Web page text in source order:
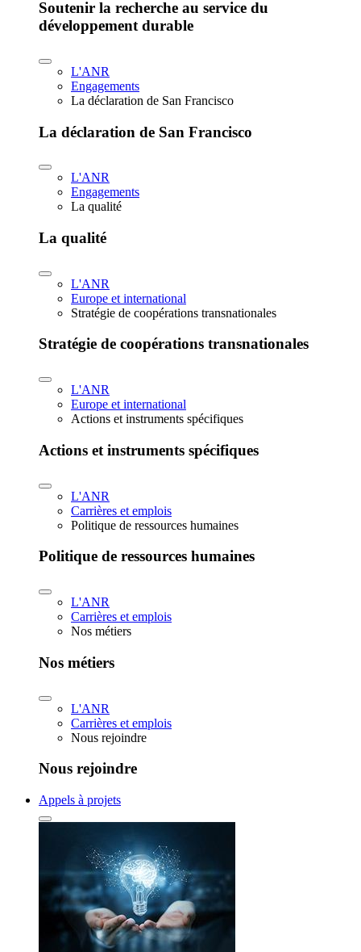
Soutenir la recherche au service du
développement durable
L'ANR
Engagements
La déclaration de San Francisco
La déclaration de San Francisco
L'ANR
Engagements
La qualité
La qualité
L'ANR
Europe et international
Stratégie de coopérations transnationales
Stratégie de coopérations transnationales
L'ANR
Europe et international
Actions et instruments spécifiques
Actions et instruments spécifiques
L'ANR
Carrières et emplois
Politique de ressources humaines
Politique de ressources humaines
L'ANR
Carrières et emplois
Nos métiers
Nos métiers
L'ANR
Carrières et emplois
Nous rejoindre
Nous rejoindre
Appels à projets